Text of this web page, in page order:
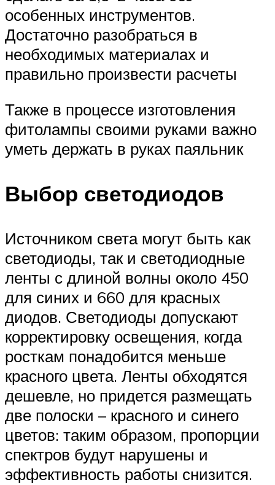
особенных инструментов.
Достаточно разобраться в
необходимых материалах и
правильно произвести расчеты
Также в процессе изготовления
фитолампы своими руками важно
уметь держать в руках паяльник
Выбор светодиодов
Источником света могут быть как
светодиоды, так и светодиодные
ленты с длиной волны около 450
для синих и 660 для красных
диодов. Светодиоды допускают
корректировку освещения, когда
росткам понадобится меньше
красного цвета. Ленты обходятся
дешевле, но придется размещать
две полоски – красного и синего
цветов: таким образом, пропорции
спектров будут нарушены и
эффективность работы снизится.